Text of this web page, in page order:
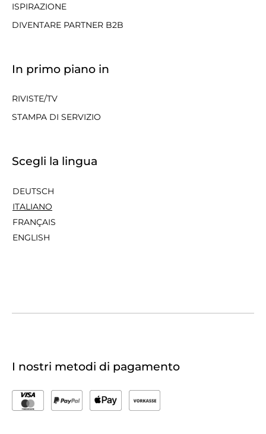
ISPIRAZIONE
DIVENTARE PARTNER B2B
In primo piano in
RIVISTE/TV
STAMPA DI SERVIZIO
Scegli la lingua
DEUTSCH
ITALIANO
FRANÇAIS
ENGLISH
I nostri metodi di pagamento